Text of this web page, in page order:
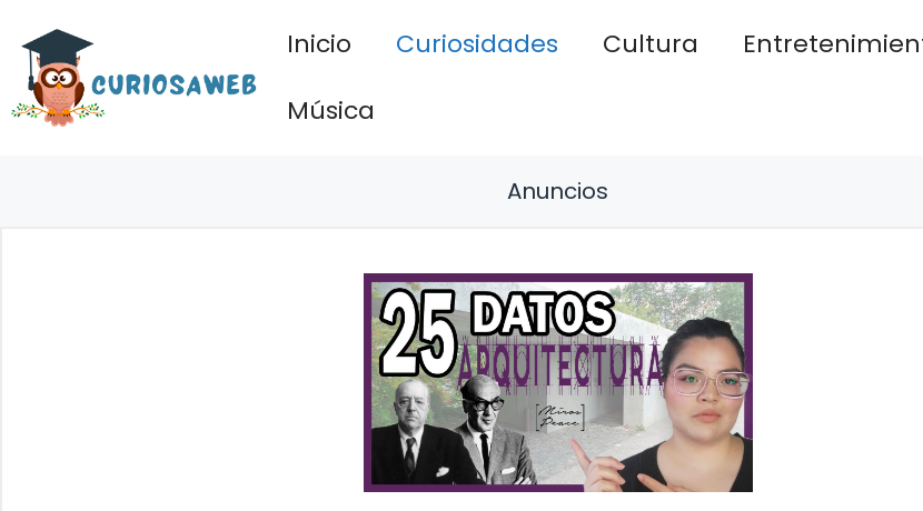
contenido
Inicio Curiosidades Cultura
Música
Anuncios